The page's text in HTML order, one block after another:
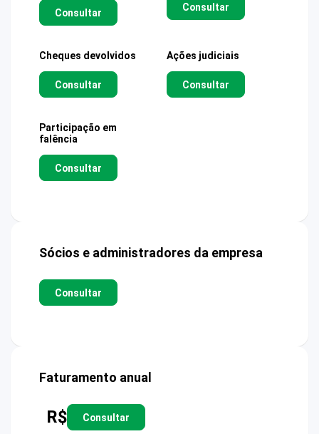
Consultar Consultar
Cheques devolvidos
Consultar
Ações judiciais
Consultar
Participação em
falência
Consultar
Sócios e administradores da empresa
Consultar
Faturamento anual
R$ Consultar